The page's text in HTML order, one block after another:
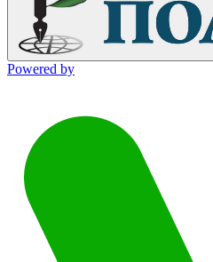
Powered by